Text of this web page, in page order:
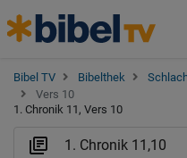
Bibel TV Bibelthek
Vers 10
1. Chronik 11, Vers 10